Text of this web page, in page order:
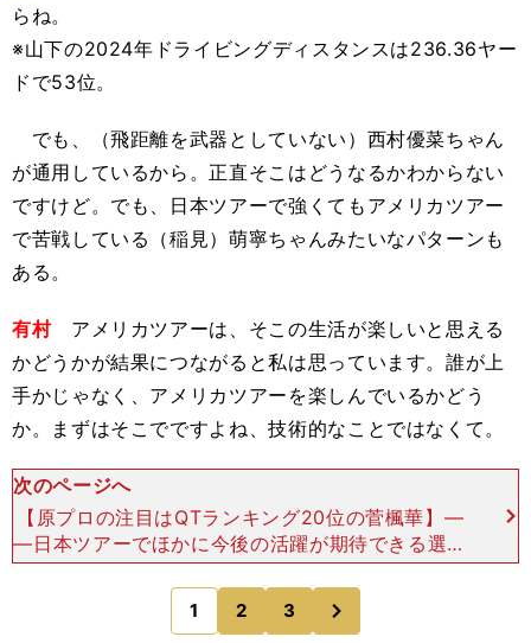
らね。
※山下の2024年ドライビングディスタンスは236.36ヤー
ドで53位。
でも、（飛距離を武器としていない）西村優菜ちゃん
が通用しているから。正直そこはどうなるかわからない
ですけど。でも、日本ツアーで強くてもアメリカツアー
で苦戦している（稲見）萌寧ちゃんみたいなパターンも
ある。
有村アメリカツアーは、そこの生活が楽しいと思える
かどうかが結果につながると私は思っています。誰が上
手かじゃなく、アメリカツアーを楽しんでいるかどう
か。まずはそこでですよね、技術的なことではなくて。
次のページへ
【原プロの注目はQTランキング20位の菅楓華】―
―日本ツアーでほかに今後の活躍が期待できる選手
は？原 私の持論なんですけれど、レギュラーツア
ーとステップアップツアーってすごく差があって、
ステップア
1 2 3